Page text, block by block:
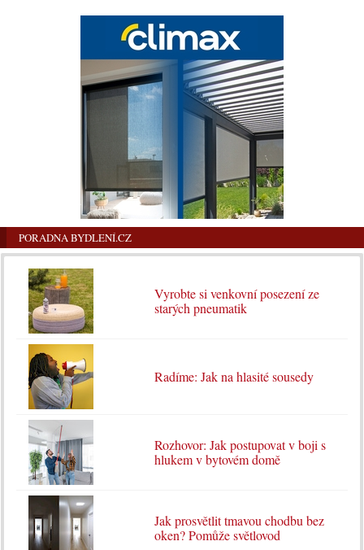
PORADNA BYDLENÍ.CZ
Vyrobte si venkovní posezení ze
starých pneumatik
Radíme: Jak na hlasité sousedy
Rozhovor: Jak postupovat v boji s
hlukem v bytovém domě
Jak prosvětlit tmavou chodbu bez
oken? Pomůže světlovod